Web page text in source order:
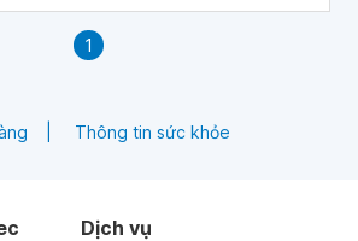
bệnh. Liệu nó có ảnh hưởng gì nếu em
tiết không? Mong bác sĩ tư vấn, em cảm
1
Thông tin sức khỏe
Dịch vụ